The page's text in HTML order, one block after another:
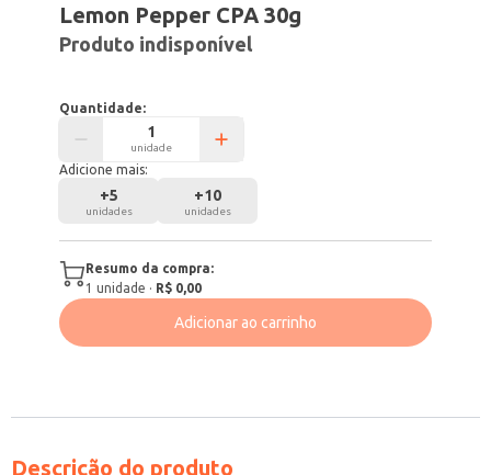
Lemon Pepper CPA 30g
Produto indisponível
Quantidade:
unidade
Adicione mais:
+5
unidades
+10
unidades
Resumo da compra:
1 unidade · R$ 0,00
Adicionar ao carrinho
Descrição do produto